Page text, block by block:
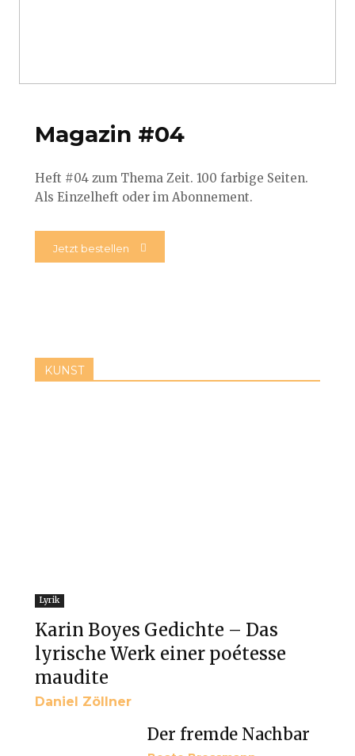
Magazin #04
Heft #04 zum Thema Zeit. 100 farbige Seiten.
Als Einzelheft oder im Abonnement.
Jetzt bestellen
KUNST
Lyrik
Karin Boyes Gedichte – Das
lyrische Werk einer poétesse
maudite
Daniel Zöllner
Der fremde Nachbar